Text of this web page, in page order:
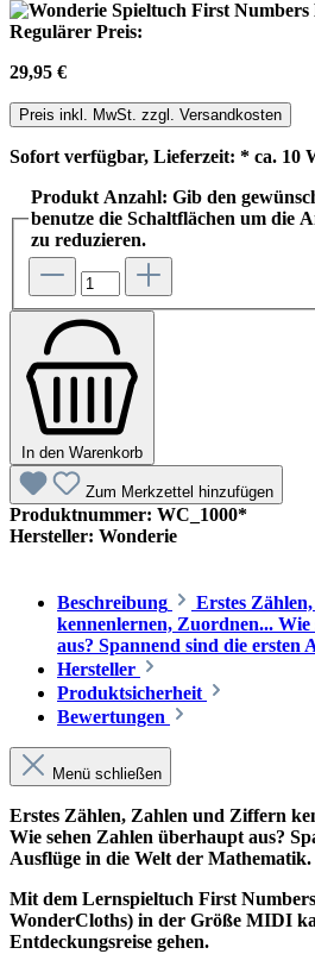
Regulärer Preis:
29,95 €
Preis inkl. MwSt. zzgl. Versandkosten
Sofort verfügbar, Lieferzeit: * ca. 10
Produkt Anzahl: Gib den
benutze die Schaltflächen um die
zu reduzieren.
In den Warenkorb
Zum Merkzettel hinzufügen
Produktnummer: WC_1000*
Hersteller: Wonderie
Beschreibung
Erstes
kennenlernen, Zuordnen...
aus? Spannend sind die ersten
Hersteller
Produktsicherheit
Bewertungen
Menü schließen
Erstes Zählen, Zahlen und Ziffern
Wie sehen Zahlen überhaupt aus?
Ausflüge in die Welt der Mathematik.
Mit dem Lernspieltuch First
WonderCloths) in der Größe MIDI
Entdeckungsreise gehen.